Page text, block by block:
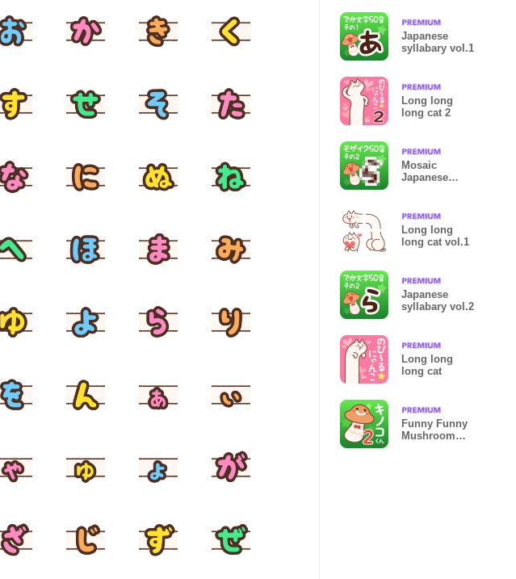
Japanese
syllabary vol.1
Long long
long cat 2
Mosaic
Japanese
Long long
long cat vol.1
Japanese
syllabary vol.2
Long long
long cat
Funny Funny
Mushroom